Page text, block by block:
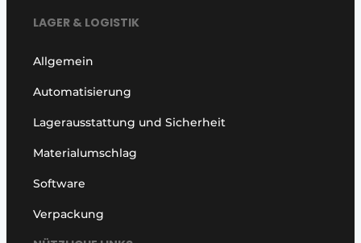
LAGER & LOGISTIK
Allgemein
Automatisierung
Lagerausstattung und Sicherheit
Materialumschlag
Software
Verpackung